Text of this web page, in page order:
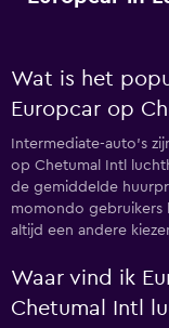
Wat is het
Europcar op
Intermediate-auto's
op Chetumal Intl
de gemiddelde
momondo gebruikers
altijd een andere
Waar vind ik
Chetumal Intl